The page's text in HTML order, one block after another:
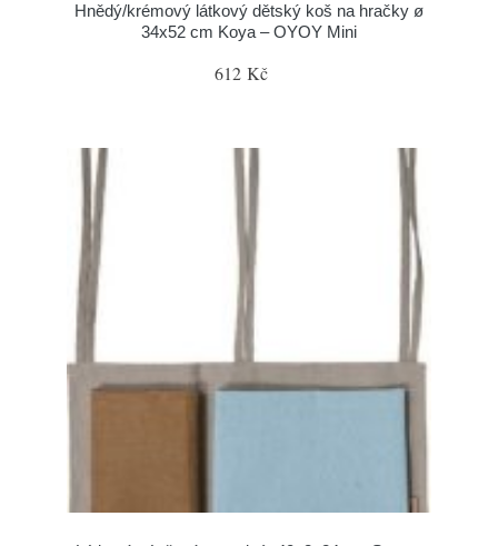
Hnědý/krémový látkový dětský koš na hračky ø
34x52 cm Koya – OYOY Mini
612 Kč